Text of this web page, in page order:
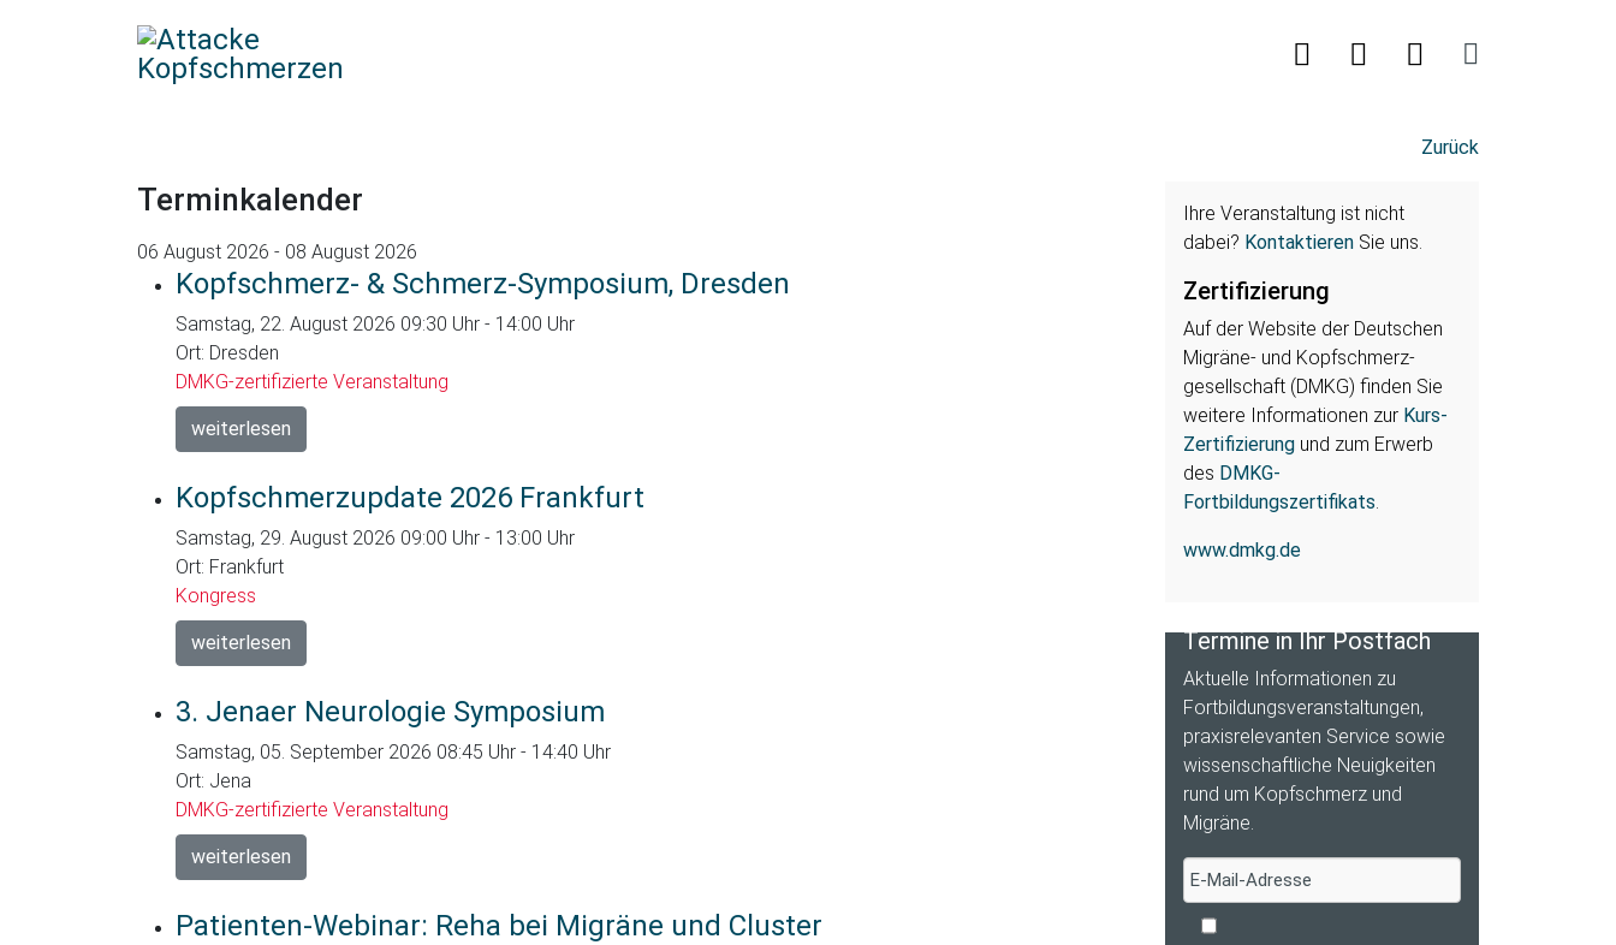
Zurück
Terminkalender
06 August 2026 - 08 August 2026
Kopfschmerz- & Schmerz-Symposium, Dresden
Samstag, 22. August 2026 09:30 Uhr - 14:00 Uhr
Ort: Dresden
DMKG-zertifizierte Veranstaltung
weiterlesen
Kopfschmerzupdate 2026 Frankfurt
Samstag, 29. August 2026 09:00 Uhr - 13:00 Uhr
Ort: Frankfurt
Kongress
weiterlesen
3. Jenaer Neurologie Symposium
Samstag, 05. September 2026 08:45 Uhr - 14:40 Uhr
Ort: Jena
DMKG-zertifizierte Veranstaltung
weiterlesen
Patienten-Webinar: Reha bei Migräne und Cluster
Ihre Veranstaltung ist nicht
dabei? Kontaktieren Sie uns.
Zertifizierung
Auf der Website der Deutschen
Migräne- und Kopfschmerz-
gesellschaft (DMKG) finden Sie
weitere Informationen zur Kurs-
Zertifizierung und zum Erwerb
des DMKG-
Fortbildungszertifikats.
www.dmkg.de
Termine in Ihr Postfach
Aktuelle Informationen zu
Fortbildungs­veranstaltungen,
praxis­relevanten Service sowie
wissenschaftliche Neuigkeiten
rund um Kopfschmerz und
Migräne.